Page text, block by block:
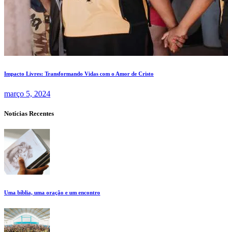
Impacto Livres: Transformando Vidas com o Amor de Cristo
março 5, 2024
Notícias Recentes
Uma bíblia, uma oração e um encontro